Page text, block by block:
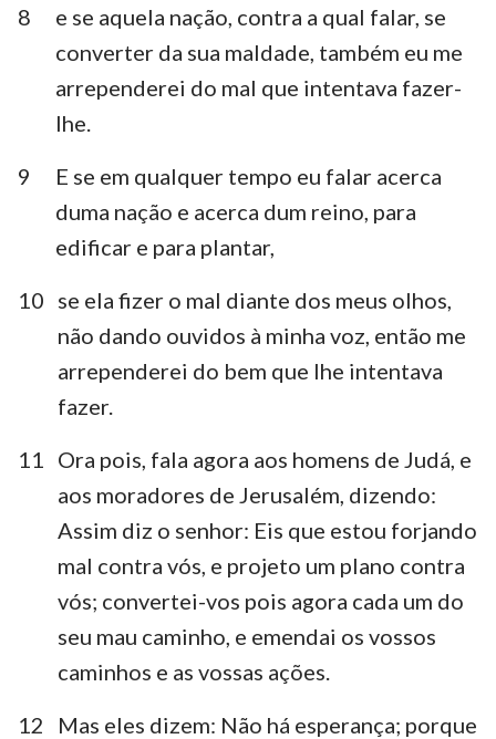
8
e se aquela nação, contra a qual falar, se
converter da sua maldade, também eu me
arrependerei do mal que intentava fazer-
lhe.
9
E se em qualquer tempo eu falar acerca
duma nação e acerca dum reino, para
edificar e para plantar,
10 se ela fizer o mal diante dos meus olhos,
não dando ouvidos à minha voz, então me
arrependerei do bem que lhe intentava
fazer.
11
Ora pois, fala agora aos homens de Judá, e
aos moradores de Jerusalém, dizendo:
Assim diz o senhor: Eis que estou forjando
mal contra vós, e projeto um plano contra
vós; convertei-vos pois agora cada um do
seu mau caminho, e emendai os vossos
caminhos e as vossas ações.
12
Mas eles dizem: Não há esperança; porque